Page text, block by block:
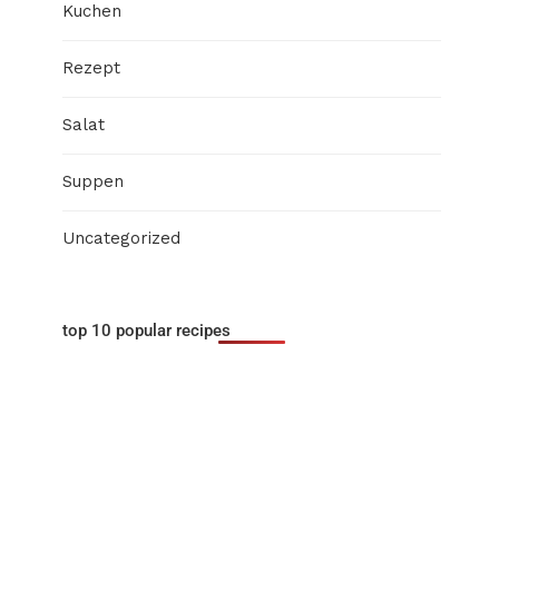
Kuchen
Rezept
Salat
Suppen
Uncategorized
top 10 popular recipes